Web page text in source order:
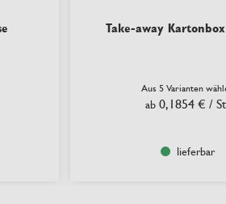
Take-away
Aus 5 Varianten
ab 0,1854 € /
lieferbar